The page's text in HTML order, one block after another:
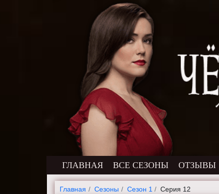
ГЛАВНАЯ ВСЕ СЕЗОНЫ ОТЗЫВЫ
Главная Cезоны Сезон 1 Серия 12